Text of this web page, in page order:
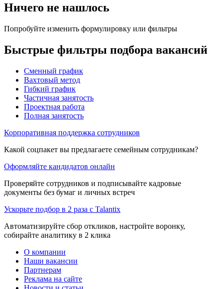
Ничего не нашлось
Попробуйте изменить формулировку или фильтры
Быстрые фильтры подбора вакансий
Сменный график
Вахтовый метод
Гибкий график
Частичная занятость
Проектная работа
Полная занятость
Корпоративная поддержка сотрудников
Какой соцпакет вы предлагаете семейным сотрудникам?
Оформляйте кандидатов онлайн
Проверяйте сотрудников и подписывайте кадровые
документы без бумаг и личных встреч
Ускорьте подбор в 2 раза с Talantix
Автоматизируйте сбор откликов, настройте воронку,
собирайте аналитику в 2 клика
О компании
Наши вакансии
Партнерам
Реклама на сайте